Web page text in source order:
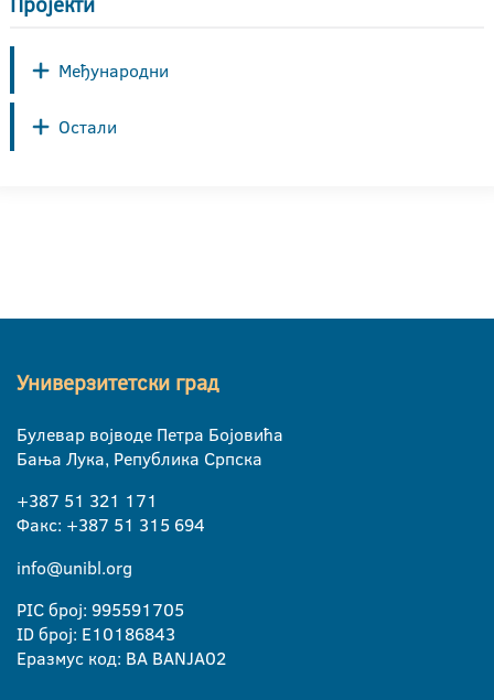
Међународни
Остали
Универзитетски град
Булевар војводе Петра Бојовића
Бања Лука, Република Српска
+387 51 321 171
Факс: +387 51 315 694
info@unibl.org
PIC број: 995591705
ID број: E10186843
Еразмус код: BA BANJA02